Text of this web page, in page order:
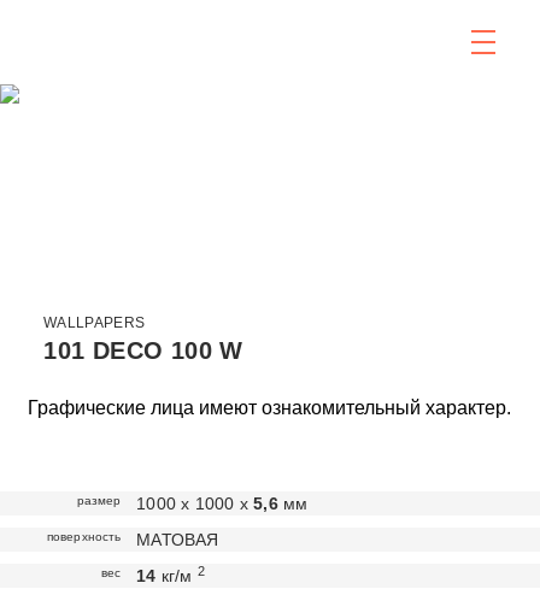
WALLPAPERS
101 DECO 100 W
Графические лица имеют ознакомительный характер.
размер 1000 х 1000 х5,6мм
поверхность МАТОВАЯ
вес 14 кг/м 2